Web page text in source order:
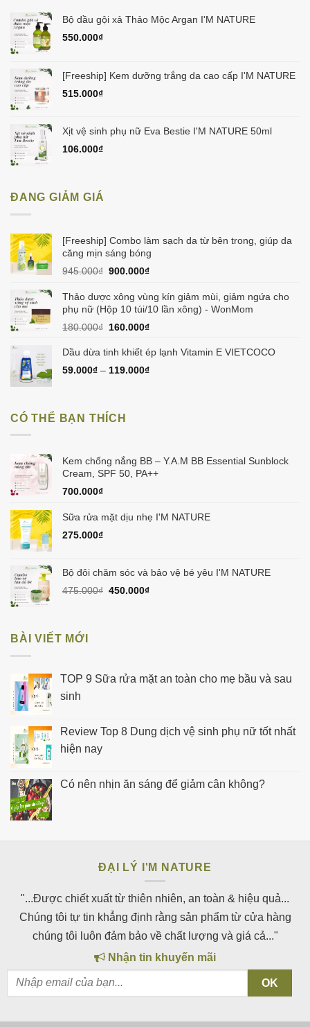
Bộ dầu gội xả Thảo Mộc Argan I'M NATURE
550.000₫
[Freeship] Kem dưỡng trắng da cao cấp I'M NATURE
515.000₫
Xịt vệ sinh phụ nữ Eva Bestie I'M NATURE 50ml
106.000₫
ĐANG GIẢM GIÁ
[Freeship] Combo làm sạch da từ bên trong, giúp da
căng mịn sáng bóng
945.000₫ Giá
là:
945.000₫.
900.000₫Giá
tại
là:
Thảo dược xông vùng kín giảm mùi, giảm ngứa cho
phụ nữ (Hộp 10 túi/10 lần xông) - WonMom
180.000₫ Giá
là:
160.000₫Giá
tại
160.000₫.
Dầu dừa tinh khiết ép lạnh Vitamin E VIETCOCO
59.000₫ – 119.000₫
CÓ THỂ BẠN THÍCH
Kem chống nắng BB – Y.A.M BB Essential Sunblock
Cream, SPF 50, PA++
700.000₫
Sữa rửa mặt dịu nhẹ I'M NATURE
275.000₫
Bộ đôi chăm sóc và bảo vệ bé yêu I'M NATURE
475.000₫ Giá
450.000₫Giá
BÀI VIẾT MỚI
TOP 9 Sữa rửa mặt an toàn cho mẹ bầu và sau
sinh
Review Top 8 Dung dịch vệ sinh phụ nữ tốt nhất
hiện nay
Có nên nhịn ăn sáng để giảm cân không?
ĐẠI LÝ I'M NATURE
"...Được chiết xuất từ thiên nhiên, an toàn & hiệu quả...
Chúng tôi tự tin khẳng định rằng sản phẩm từ cửa hàng
chúng tôi luôn đảm bảo về chất lượng và giá cả..."
Nhận tin khuyến mãi